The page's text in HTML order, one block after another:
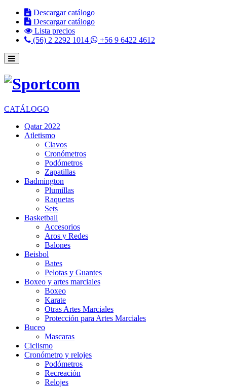
Descargar catálogo
Descargar catálogo
Lista precios
(56) 2 2292 1014
+56 9 6422 4612
CATÁLOGO
Qatar 2022
Atletismo
Clavos
Cronómetros
Podómetros
Zapatillas
Badmington
Plumillas
Raquetas
Sets
Basketball
Accesorios
Aros y Redes
Balones
Beisbol
Bates
Pelotas y Guantes
Boxeo y artes marciales
Boxeo
Karate
Otras Artes Marciales
Protección para Artes Marciales
Buceo
Mascaras
Ciclismo
Cronómetro y relojes
Podómetros
Recreación
Relojes